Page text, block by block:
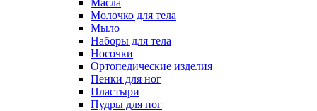
Масла
Молочко для тела
Мыло
Наборы для тела
Носочки
Ортопедические изделия
Пенки для ног
Пластыри
Пудры для ног